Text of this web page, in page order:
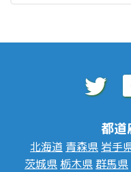
都道
北海道 青森県 岩手
茨城県 栃木県群馬県